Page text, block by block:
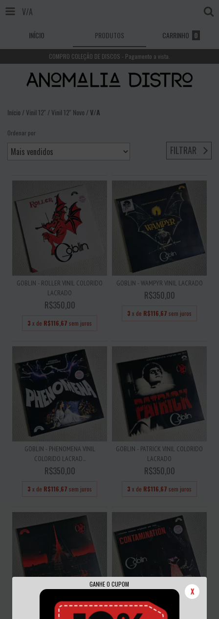
GANHE O CUPOM
X
V/A
INÍCIO PRODUTOS CARRINHO 0
COMPRO COLEÇÃO DE DISCOS - Pagamento a vista.
Início /Vinil 12'' /Vinil 12'' Novo /V/A
Ordenar por
FILTRAR
GOBLIN - ROLLER VINIL COLORIDO
LACRADO
R$350,00
3 x de R$116,67 sem juros
GOBLIN - WAMPYR VINIL LACRADO
R$350,00
3 x de R$116,67 sem juros
GOBLIN - PHENOMENA VINIL
COLORIDO LACRAD...
R$350,00
3 x de R$116,67 sem juros
GOBLIN - PATRICK VINIL COLORIDO
LACRADO
R$350,00
3 x de R$116,67 sem juros
GOBLIN - NON HO SONNO VINIL
GOBLIN - CONTAMINATION VINIL